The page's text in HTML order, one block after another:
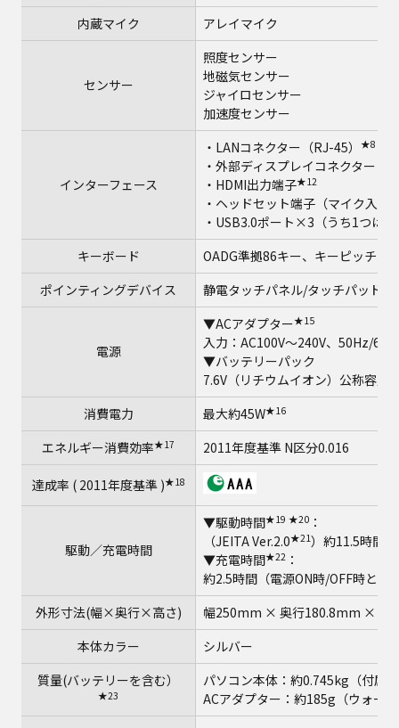
内蔵マイク
アレイマイク
センサー
照度センサー
地磁気センサー
ジャイロセンサー
加速度センサー
インターフェース
・LANコネクター（RJ-45） ★8
・外部ディスプレイコネクター
・HDMI出力端子★12
・ヘッドセット端子（マイク入
・USB3.0ポート×3（うち1つは
キーボード
OADG準拠86キー、キーピッチ
ポインティングデバイス
静電タッチパネル/タッチパッド
電源
▼ACアダプター★15
入力：AC100V～240V、50Hz/
▼バッテリーパック
7.6V（リチウムイオン）公称容
消費電力
最大約45W★16
エネルギー消費効率★17 2011年度基準 N区分0.016
達成率 ( 2011年度基準 )★18
駆動／充電時間
▼駆動時間★19 ★20 ：
（JEITA Ver.2.0★21）約11.5時間
▼充電時間★22 ：
約2.5時間（電源ON時/OFF時とも
外形寸法(幅×奥行×高さ)
幅250mm × 奥行180.8mm × 高
本体カラー
シルバー
質量(バッテリーを含む）
★23
パソコン本体：約0.745kg（付属
ACアダプター：約185g（ウォー